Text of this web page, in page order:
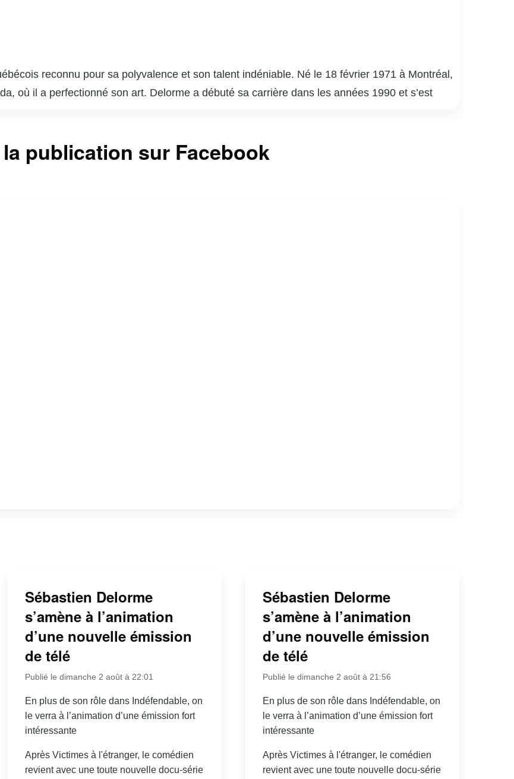
reconnu pour sa polyvalence et son talent indéniable. Né le 18 février 1971 à Montréal,
où il a perfectionné son art. Delorme a débuté sa carrière dans les années 1990 et s’est
complexes lui a valu l’admiration du public et de la critique. En plus de ses performances à
publication sur Facebook
Sébastien Delorme
s’amène à l’animation
d’une nouvelle émission
de télé
Publié le dimanche 2 août à 22:01
En plus de son rôle dans Indéfendable, on
le verra à l’animation d’une émission fort
intéressante
Après Victimes à l'étranger, le comédien
revient avec une toute nouvelle docu-série
Sébastien Delorme
s’amène à l’animation
d’une nouvelle émission
de télé
Publié le dimanche 2 août à 21:56
En plus de son rôle dans Indéfendable, on
le verra à l’animation d’une émission fort
intéressante
Après Victimes à l'étranger, le comédien
revient avec une toute nouvelle docu-série